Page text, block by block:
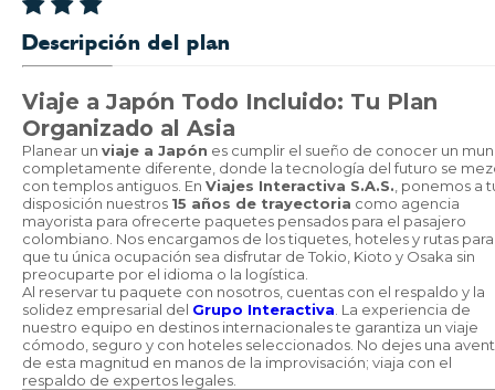
Descripción del plan
Viaje a Japón Todo Incluido: Tu Plan
Organizado al Asia
Planear un viaje a Japón es cumplir el sueño de conocer un
completamente diferente, donde la tecnología del futuro se
con templos antiguos. En Viajes Interactiva S.A.S. , ponemos a
disposición nuestros 15 años de trayectoria como agencia
mayorista para ofrecerte paquetes pensados para el pasajero
colombiano. Nos encargamos de los tiquetes, hoteles y rutas para
que tu única ocupación sea disfrutar de Tokio, Kioto y Osaka sin
preocuparte por el idioma o la logística.
Al reservar tu paquete con nosotros, cuentas con el respaldo y la
solidez empresarial del Grupo Interactiva . La experiencia de
nuestro equipo en destinos internacionales te garantiza un viaje
cómodo, seguro y con hoteles seleccionados. No dejes una
de esta magnitud en manos de la improvisación; viaja con el
respaldo de expertos legales.